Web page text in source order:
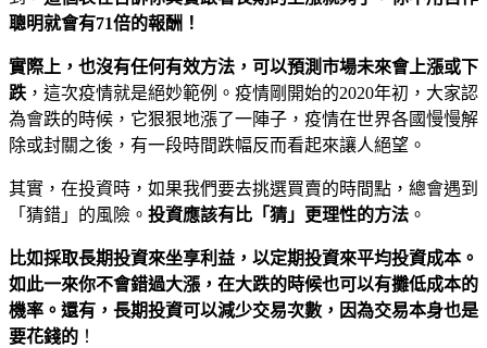
聰明就會有71倍的報酬！
實際上，也沒有任何有效方法，可以預測市場未來會上漲或下
跌 ，這次疫情就是絕妙範例。疫情剛開始的2020年初，大家認
為會跌的時候，它狠狠地漲了一陣子，疫情在世界各國慢慢解
除或封關之後，有一段時間跌幅反而看起來讓人絕望。
其實，在投資時，如果我們要去挑選買賣的時間點，總會遇到
「猜錯」的風險。 投資應該有比「猜」更理性的方法 。
比如採取長期投資來坐享利益，以定期投資來平均投資成本。
如此一來你不會錯過大漲，在大跌的時候也可以有攤低成本的
機率。還有，長期投資可以減少交易次數，因為交易本身也是
要花錢的 ！